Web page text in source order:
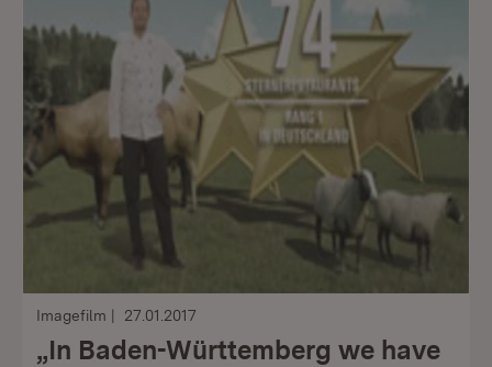
Imagefilm 27.01.2017
„In Baden-Württemberg we have